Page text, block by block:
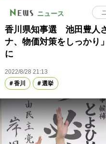
ニュース
香川県知事選 池田豊人
ナ、物価対策をしっか
に
2022/8/28 21:13
香川
選挙